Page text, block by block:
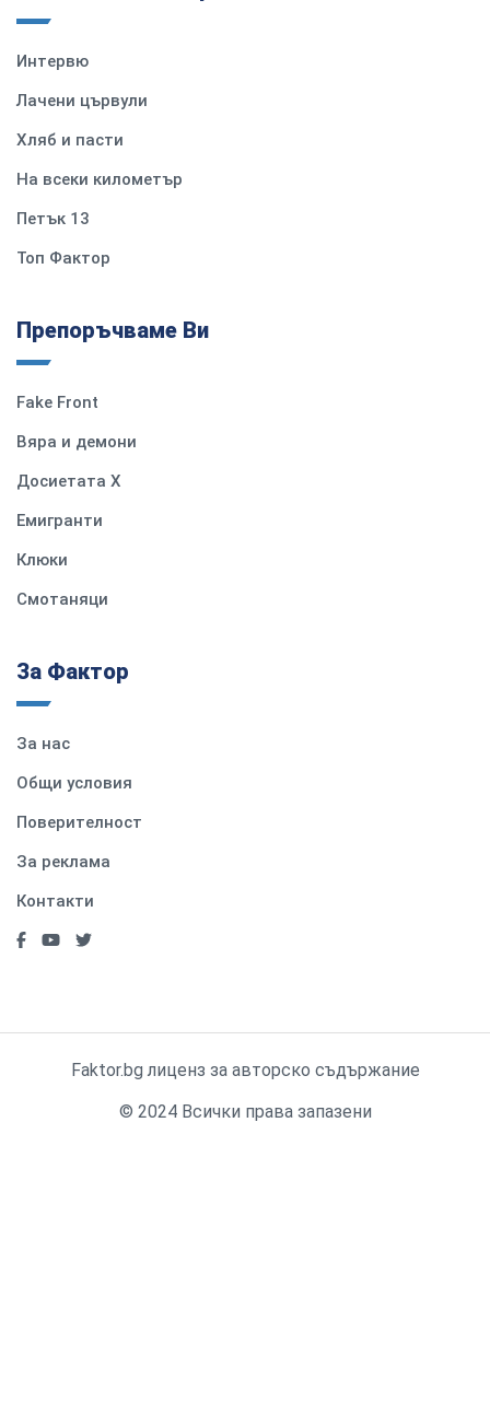
Интервю
Лачени цървули
Хляб и пасти
На всеки километър
Петък 13
Топ Фактор
Препоръчваме Ви
Fake Front
Вяра и демони
Досиетата Х
Емигранти
Клюки
Смотаняци
За Фактор
За нас
Общи условия
Поверителност
За реклама
Контакти
Faktor.bg лиценз за авторско съдържание
© 2024 Всички права запазени